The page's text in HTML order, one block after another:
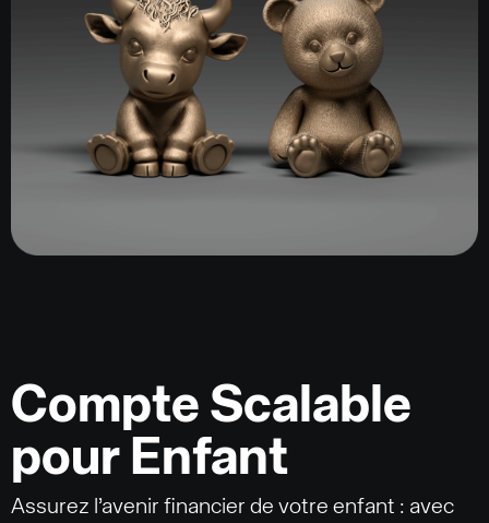
Compte Scalable
pour Enfant
Assurez l’avenir financier de votre enfant : avec